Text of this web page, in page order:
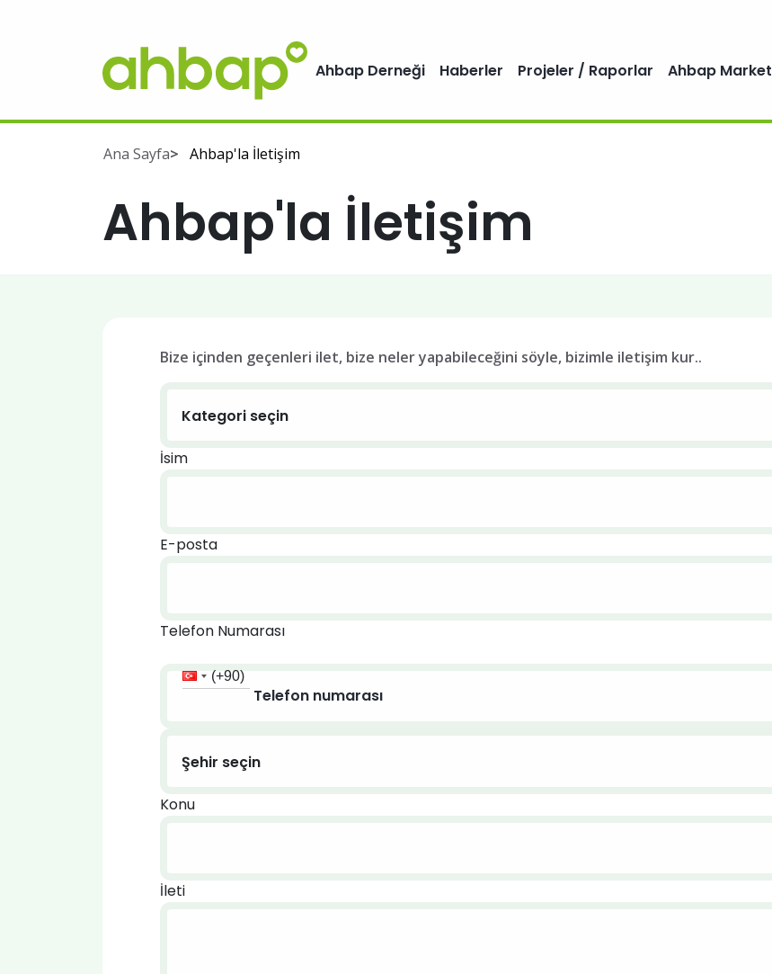
Ahbap Derneği Haberler Projeler / Raporlar Ahbap Market
Ana Sayfa Ahbap'la İletişim
Ahbap'la İletişim
Bize içinden geçenleri ilet, bize neler yapabileceğini söyle, bizimle iletişim kur..
İsim
E-posta
Telefon Numarası
(+90)
Konu
İleti